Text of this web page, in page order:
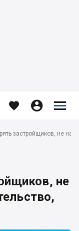
  


не